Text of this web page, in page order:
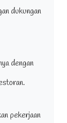
dukungan
dengan
pekerjaan